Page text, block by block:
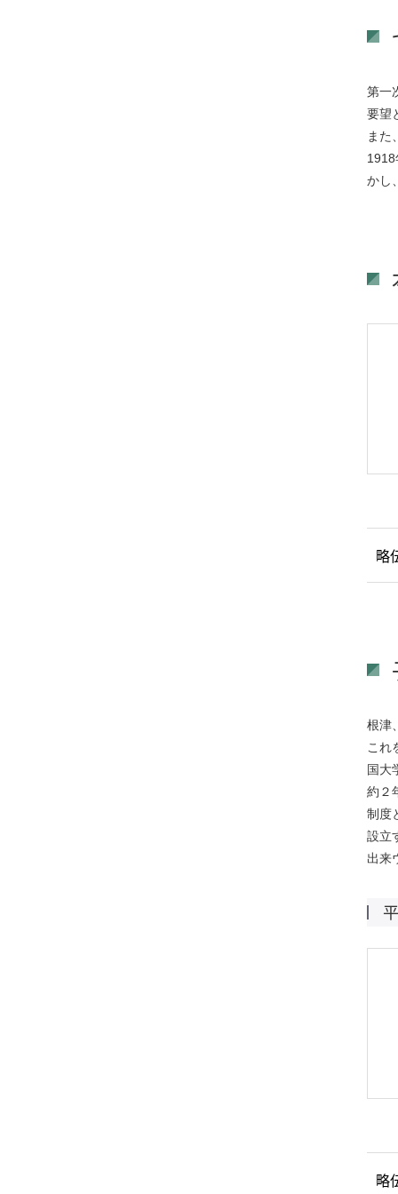
第一
要望
また
かし
略
根津
これ
国大
約２
制度
設立
出来
略